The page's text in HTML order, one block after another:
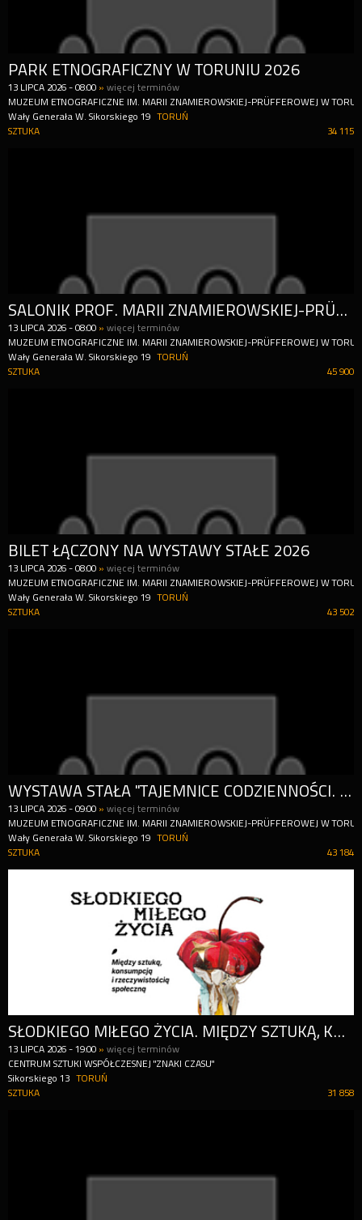
PARK ETNOGRAFICZNY W TORUNIU 2026
13 LIPCA 2026 -08:00 »więcej terminów
MUZEUM ETNOGRAFICZNE IM. MARII ZNAMIEROWSKIEJ-PRÜFFEROWEJ W
Wały Generała W. Sikorskiego 19
TORUŃ
34 115
SZTUKA
SALONIK PROF. MARII ZNAMIEROWSKIEJ-PRÜFFEROWEJ 2026
13 LIPCA 2026 -08:00 »więcej terminów
MUZEUM ETNOGRAFICZNE IM. MARII ZNAMIEROWSKIEJ-PRÜFFEROWEJ W
Wały Generała W. Sikorskiego 19
TORUŃ
45 900
SZTUKA
BILET ŁĄCZONY NA WYSTAWY STAŁE 2026
13 LIPCA 2026 -08:00 »więcej terminów
MUZEUM ETNOGRAFICZNE IM. MARII ZNAMIEROWSKIEJ-PRÜFFEROWEJ W
Wały Generała W. Sikorskiego 19
TORUŃ
43 502
SZTUKA
WYSTAWA STAŁA "TAJEMNICE CODZIENNOŚCI. KULTURA LUDOWA I JEJ POGRANICZA OD KUJAW DO BAŁTYKU (1850-1950)" 2026
13 LIPCA 2026 -09:00 »więcej terminów
MUZEUM ETNOGRAFICZNE IM. MARII ZNAMIEROWSKIEJ-PRÜFFEROWEJ W
Wały Generała W. Sikorskiego 19
TORUŃ
43 184
SZTUKA
SŁODKIEGO MIŁEGO ŻYCIA. MIĘDZY SZTUKĄ, KONSUMPCJĄ I RZECZYWISTOŚCIĄ SPOŁECZNĄ + PARK RZEŹBY
13 LIPCA 2026 -19:00 »więcej terminów
CENTRUM SZTUKI WSPÓŁCZESNEJ "ZNAKI CZASU"
Sikorskiego 13
TORUŃ
31 858
SZTUKA